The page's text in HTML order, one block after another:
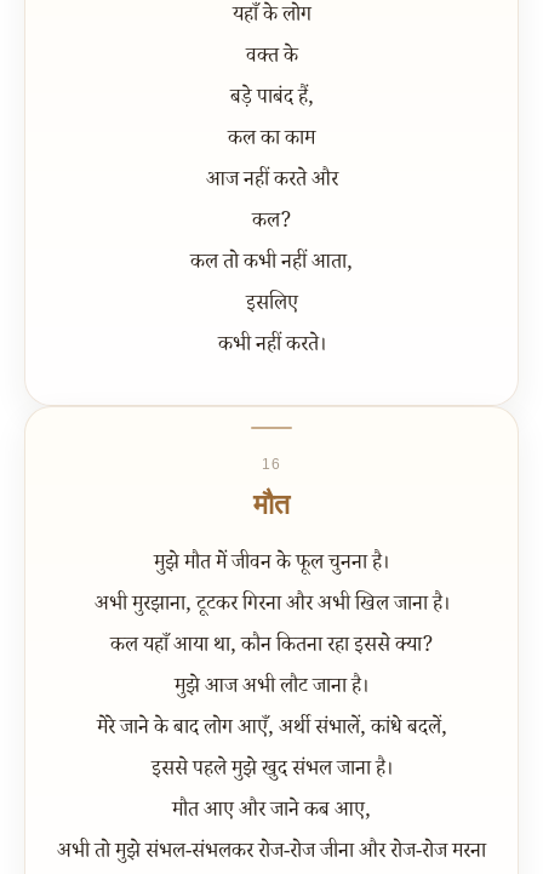
यहाँ के लोग
वक्त के
बड़े पाबंद हैं,
कल का काम
आज नहीं करते और
कल?
कल तो कभी नहीं आता,
इसलिए
कभी नहीं करते।
16
मौत
मुझे मौत में जीवन के फूल चुनना है।
अभी मुरझाना, टूटकर गिरना और अभी खिल जाना है।
कल यहाँ आया था, कौन कितना रहा इससे क्या?
मुझे आज अभी लौट जाना है।
मेरे जाने के बाद लोग आएँ, अर्थी संभालें, कांधे बदलें,
इससे पहले मुझे खुद संभल जाना है।
मौत आए और जाने कब आए,
अभी तो मुझे संभल-संभलकर रोज-रोज जीना और रोज-रोज मरना